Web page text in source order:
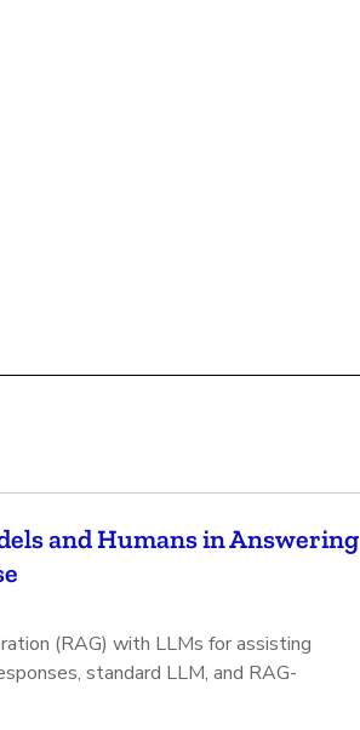
and Humans in Answering
(RAG) with LLMs for assisting
standard LLM, and RAG-